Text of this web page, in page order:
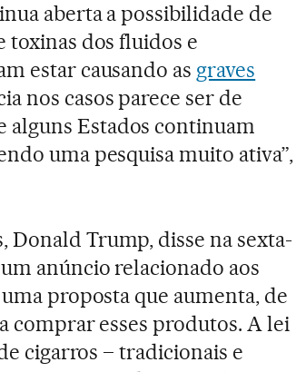
aberta a possibilidade de
toxinas dos fluidos e
estar causando as graves
nos casos parece ser de
alguns Estados continuam
uma pesquisa muito ativa”,
Donald Trump, disse na sexta-
anúncio relacionado aos
proposta que aumenta, de
comprar esses produtos. A lei
cigarros – tradicionais e